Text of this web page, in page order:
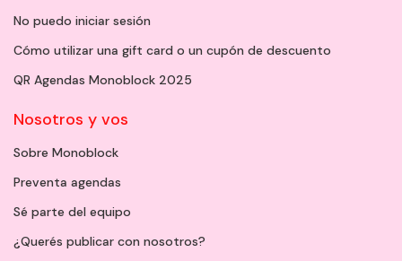
No puedo iniciar sesión
Cómo utilizar una gift card o un cupón de descuento
QR Agendas Monoblock 2025
Nosotros y vos
Sobre Monoblock
Preventa agendas
Sé parte del equipo
¿Querés publicar con nosotros?